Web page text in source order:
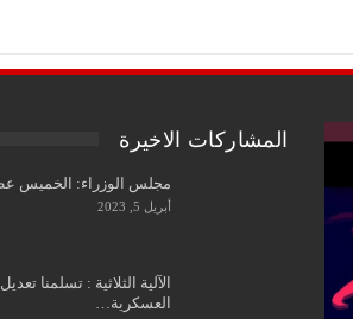
المشاركات الاخيرة
مجلس الوزراء: الخميس
أبريل 5, 2023
الآلية الثلاثية : تسلمنا
العسكرية…